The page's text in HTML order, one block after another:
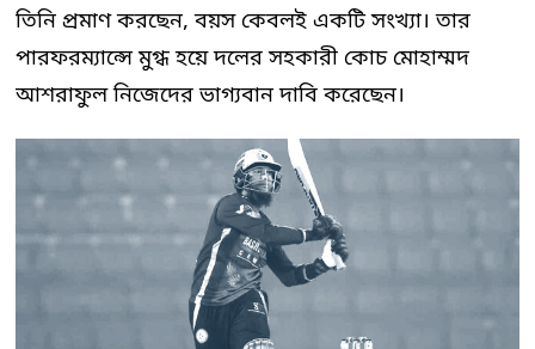
তিনি প্রমাণ করছেন, বয়স কেবলই একটি সংখ্যা। তার
পারফরম্যান্সে মুগ্ধ হয়ে দলের সহকারী কোচ মোহাম্মদ
আশরাফুল নিজেদের ভাগ্যবান দাবি করেছেন।